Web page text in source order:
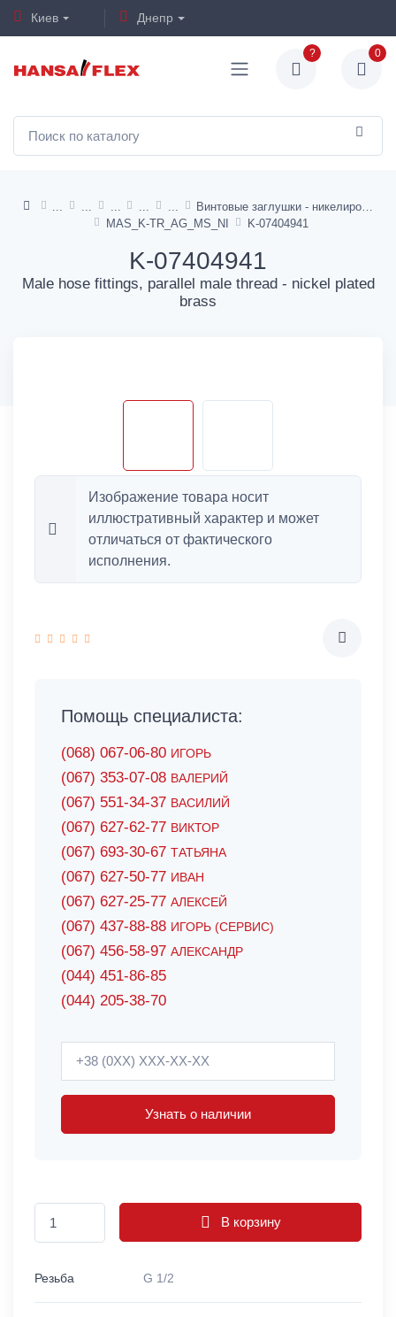
Киев Днепр
? 0
MAS_K-TR_AG_MS_NI
K-07404941
K-07404941
Male hose fittings, parallel male thread - nickel plated
brass
Изображение товара носит
иллюстративный характер и может
отличаться от фактического
исполнения.
Помощь специалиста:
(068) 067-06-80 ИГОРЬ
(067) 353-07-08 ВАЛЕРИЙ
(067) 551-34-37 ВАСИЛИЙ
(067) 627-62-77 ВИКТОР
(067) 693-30-67 ТАТЬЯНА
(067) 627-50-77 ИВАН
(067) 627-25-77 АЛЕКСЕЙ
(067) 437-88-88 ИГОРЬ (СЕРВИС)
(067) 456-58-97 АЛЕКСАНДР
(044) 451-86-85
(044) 205-38-70
Узнать о наличии
В корзину
Резьба G 1/2